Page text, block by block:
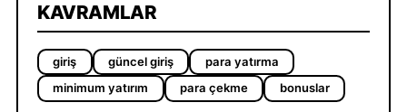
KAVRAMLAR
giriş güncel giriş
para yatırma
minimum yatırım
para çekme bonuslar